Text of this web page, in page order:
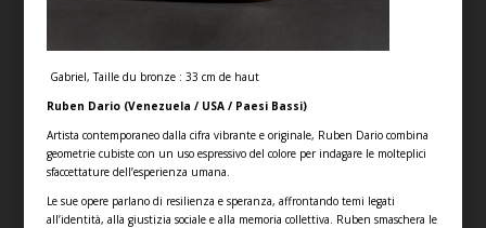
Gabriel, Taille du bronze : 33 cm de haut
Ruben Dario (Venezuela / USA / Paesi Bassi)
Artista contemporaneo dalla cifra vibrante e originale, Ruben Dario combina
geometrie cubiste con un uso espressivo del colore per indagare le molteplici
sfaccettature dell’esperienza umana.
Le sue opere parlano di resilienza e speranza, affrontando temi legati
all’identità, alla giustizia sociale e alla memoria collettiva. Ruben smaschera le